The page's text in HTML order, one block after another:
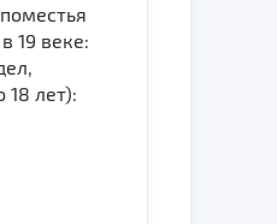
19 веке:
18 лет):